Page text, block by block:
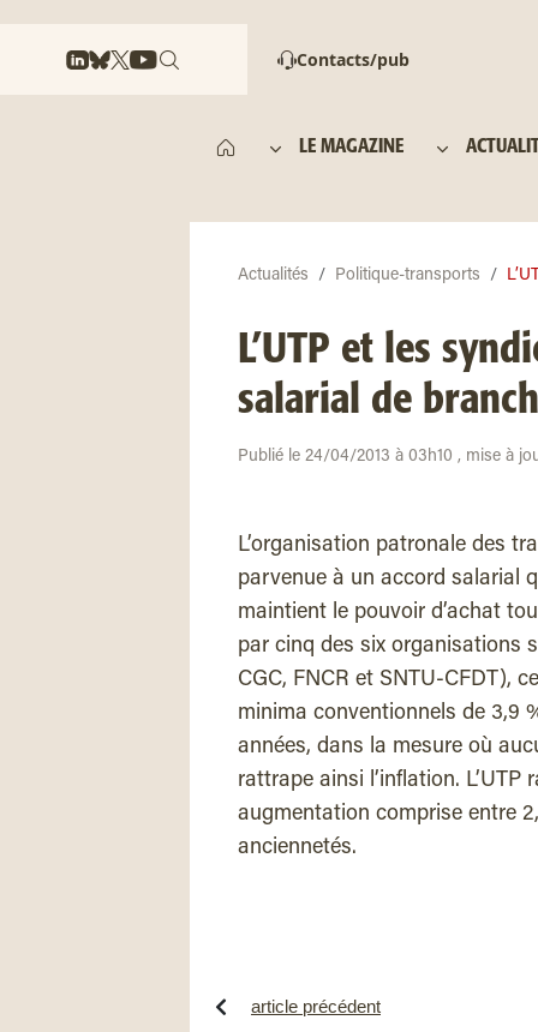
Contacts/pub
LE MAGAZINE
Actualités Politique-transports
L’UTP et les
salarial de
Publié le 24/04/2013 à 03h10 , mise à
L’organisation patronale des
parvenue à un accord salarial
maintient le pouvoir d’achat
par cinq des six organisations
CGC, FNCR et SNTU-CFDT),
minima conventionnels de 3,9
années, dans la mesure où
rattrape ainsi l’inflation.
augmentation comprise entre
anciennetés.
article précédent